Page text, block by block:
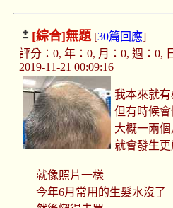
[綜合]無題[30篇回應]
評分：0, 年：0, 月：0, 週：0,
2019-11-21 00:09:16
我本來就
但有時候
大概一兩
就會發生
就像照片一樣
今年6月常用的生髮水沒了